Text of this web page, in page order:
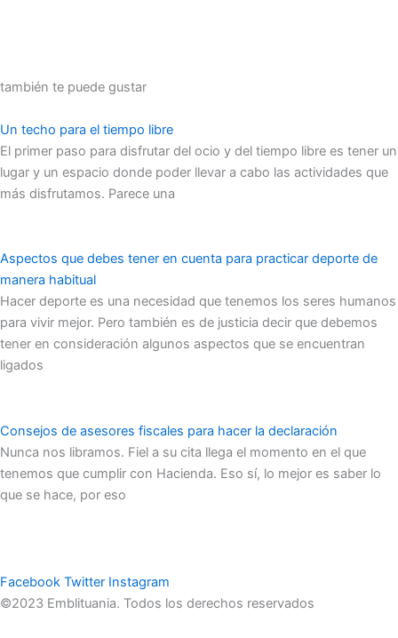
también te puede gustar
Un techo para el tiempo libre
El primer paso para disfrutar del ocio y del tiempo libre es tener un
lugar y un espacio donde poder llevar a cabo las actividades que
más disfrutamos. Parece una
Aspectos que debes tener en cuenta para practicar deporte de
manera habitual
Hacer deporte es una necesidad que tenemos los seres humanos
para vivir mejor. Pero también es de justicia decir que debemos
tener en consideración algunos aspectos que se encuentran
ligados
Consejos de asesores fiscales para hacer la declaración
Nunca nos libramos. Fiel a su cita llega el momento en el que
tenemos que cumplir con Hacienda. Eso sí, lo mejor es saber lo
que se hace, por eso
Facebook Twitter Instagram
©2023 Emblituania. Todos los derechos reservados